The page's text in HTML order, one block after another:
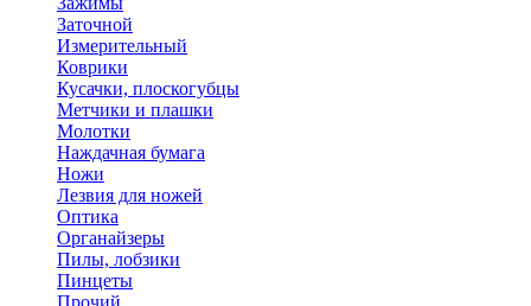
Заточной
Измерительный
Коврики
Кусачки, плоскогубцы
Метчики и плашки
Молотки
Наждачная бумага
Ножи
Лезвия для ножей
Оптика
Органайзеры
Пилы, лобзики
Пинцеты
Прочий